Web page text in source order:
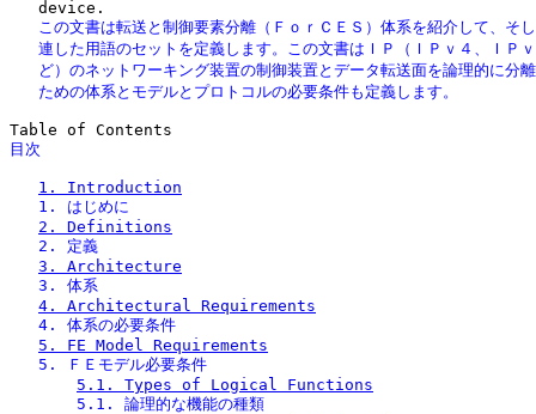
この文書は転送と制御要素分離（ＦｏｒＣＥＳ）体系を紹介して、そ
連した用語のセットを定義します。この文書はＩＰ（ＩＰｖ４、ＩＰ
ど）のネットワーキング装置の制御装置とデータ転送面を論理的に分
   ための体系とモデルとプロトコルの必要条件も定義します。
目次
1. Introduction
   1. はじめに
2. Definitions
   2. 定義
3. Architecture
   3. 体系
4. Architectural Requirements
   4. 体系の必要条件
5. FE Model Requirements
   5. ＦＥモデル必要条件
5.1. Types of Logical Functions
       5.1. 論理的な機能の種類